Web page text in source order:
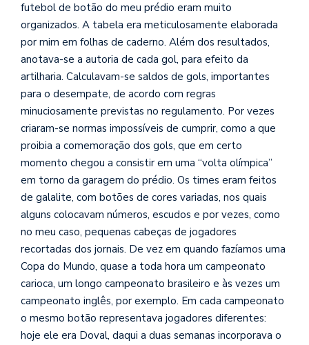
futebol de botão do meu prédio eram muito
organizados. A tabela era meticulosamente elaborada
por mim em folhas de caderno. Além dos resultados,
anotava-se a autoria de cada gol, para efeito da
artilharia. Calculavam-se saldos de gols, importantes
para o desempate, de acordo com regras
minuciosamente previstas no regulamento. Por vezes
criaram-se normas impossíveis de cumprir, como a que
proibia a comemoração dos gols, que em certo
momento chegou a consistir em uma “volta olímpica”
em torno da garagem do prédio. Os times eram feitos
de galalite, com botões de cores variadas, nos quais
alguns colocavam números, escudos e por vezes, como
no meu caso, pequenas cabeças de jogadores
recortadas dos jornais. De vez em quando fazíamos uma
Copa do Mundo, quase a toda hora um campeonato
carioca, um longo campeonato brasileiro e às vezes um
campeonato inglês, por exemplo. Em cada campeonato
o mesmo botão representava jogadores diferentes:
hoje ele era Doval, daqui a duas semanas incorporava o